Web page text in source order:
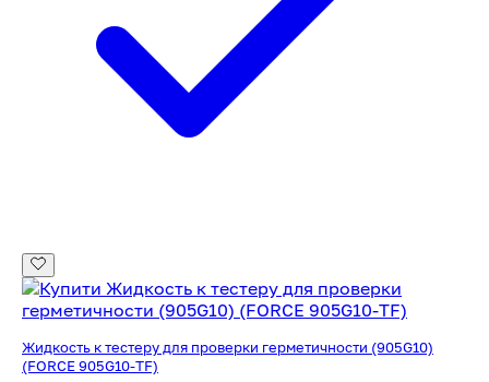
Жидкость к тестеру для проверки герметичности (905G10)
(FORCE 905G10-TF)